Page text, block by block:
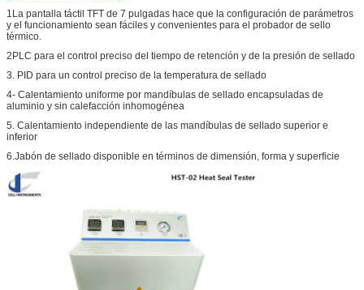
1La pantalla táctil TFT de 7 pulgadas hace que la configuración de parámetros
y el funcionamiento sean fáciles y convenientes para el probador de sello
térmico.
2PLC para el control preciso del tiempo de retención y de la presión de sellado
3. PID para un control preciso de la temperatura de sellado
4- Calentamiento uniforme por mandíbulas de sellado encapsuladas de
aluminio y sin calefacción inhomogénea
5. Calentamiento independiente de las mandíbulas de sellado superior e
inferior
6.Jabón de sellado disponible en términos de dimensión, forma y superficie